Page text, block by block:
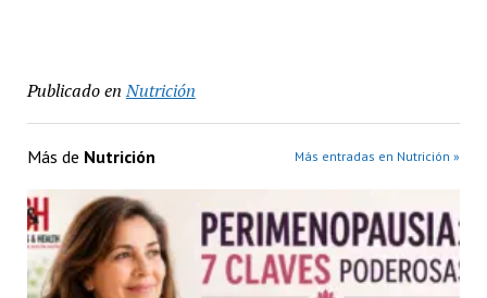
Publicado en Nutrición
Más de Nutrición Más entradas en Nutrición »